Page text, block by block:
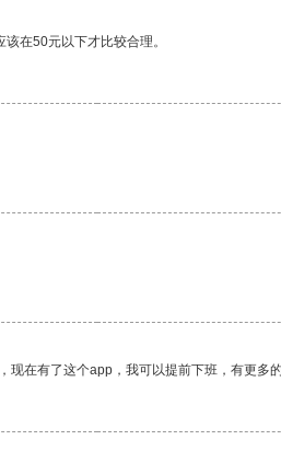
在50元以下才比较合理。
在有了这个app，我可以提前下班，有更多的